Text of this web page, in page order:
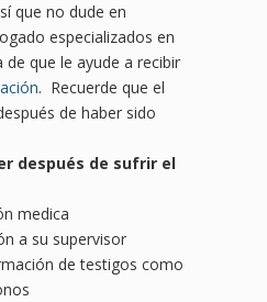
que no dude en
especializados en
que le ayude a recibir
. Recuerde que el
de haber sido
después de sufrir el
medica
a su supervisor
de testigos como